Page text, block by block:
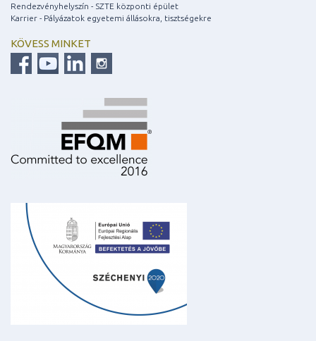
Rendezvényhelyszín - SZTE központi épület
Karrier - Pályázatok egyetemi állásokra, tisztségekre
KÖVESS MINKET